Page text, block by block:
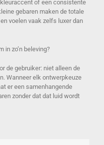
of een consistente
gebaren maken de totale
voelen vaak zelfs luxer dan
in zo’n beleving?
de gebruiker: niet alleen de
Wanneer elk ontwerpkeuze
er een samenhangende
zonder dat dat luid wordt